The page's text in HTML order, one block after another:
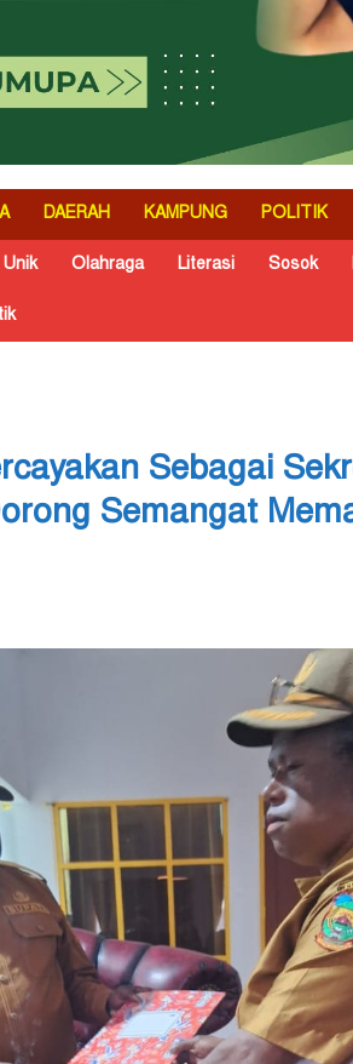
DAERAH KAMPUNG POLITIK
Unik Olahraga Literasi Sosok
Sebagai
Semangat